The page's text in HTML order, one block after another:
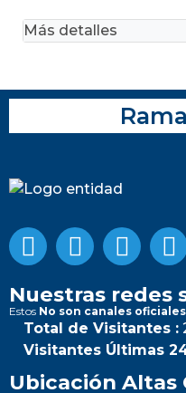
Más detalles
Nuestras redes
Estos No son canales oficiales
Total de Visitantes :
Visitantes Últimas
Ubicación Altas